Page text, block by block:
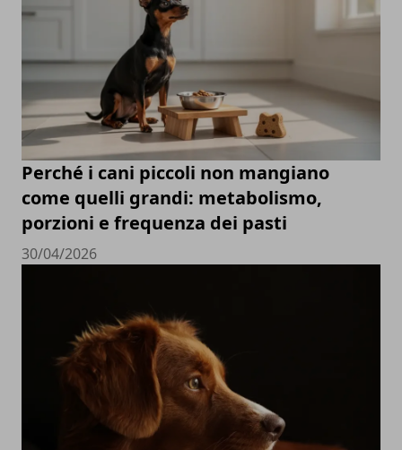
Perché i cani piccoli non mangiano
come quelli grandi: metabolismo,
porzioni e frequenza dei pasti
30/04/2026